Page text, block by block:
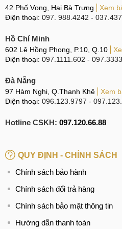
Apple dựa trên các tiêu chí
hàng tham khảo và lựa chọn.
Bảng so sánh Pin MAXE và
chí so
sánh
gốc
Được sản xuất bởi
trường Trung Quốc.
thành
Apple.
Dung
lượng
- 20% so với
42 Phố Vọng, Hai Bà Trưng
Xem
Điện thoại: 097. 988.4242 -
Hồ Chí Minh
602 Lê Hồng Phong, P.10, Q.10
Điện thoại: 097.1111.602 -
Đà Nẵng
97 Hàm Nghi, Q.Thanh Khê
Xem
Điện thoại: 096.123.9797 -
Hotline CSKH: 097.120.66.88
QUY ĐỊNH - CHÍNH SÁCH
Chính sách bảo hành
Chính sách đổi trả hàng
Chính sách bảo mật thông tin
Hướng dẫn thanh toán